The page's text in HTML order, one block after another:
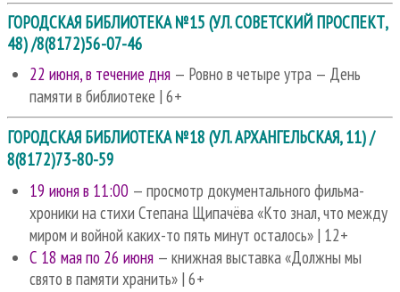
ГОРОДСКАЯ БИБЛИОТЕКА №15 (УЛ. СОВЕТСКИЙ ПРОСПЕКТ,
48) /8(8172)56-07-46
22 июня, в течение дня — Ровно в четыре утра — День
памяти в библиотеке | 6+
ГОРОДСКАЯ БИБЛИОТЕКА №18 (УЛ. АРХАНГЕЛЬСКАЯ, 11) /
8(8172)73-80-59
19 июня в 11:00 — просмотр документального фильма-
хроники на стихи Степана Щипачёва «Кто знал, что между
миром и войной каких-то пять минут осталось» | 12+
С 18 мая по 26 июня — книжная выставка «Должны мы
свято в памяти хранить» | 6+